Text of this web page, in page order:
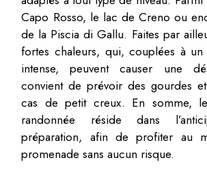
Capo Rosso, le lac de Creno ou
de la Piscia di Gallu. Faites par
fortes chaleurs, qui, couplées à
intense, peuvent causer une
convient de prévoir des gourdes
cas de petit creux. En somme,
randonnée réside dans
préparation, afin de profiter au
promenade sans aucun risque.